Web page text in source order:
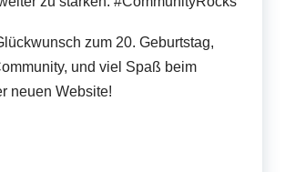
zum 20. Geburtstag,
und viel Spaß beim
neuen Website!